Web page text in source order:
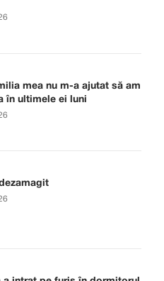
mea nu m-a ajutat să am
în ultimele ei luni